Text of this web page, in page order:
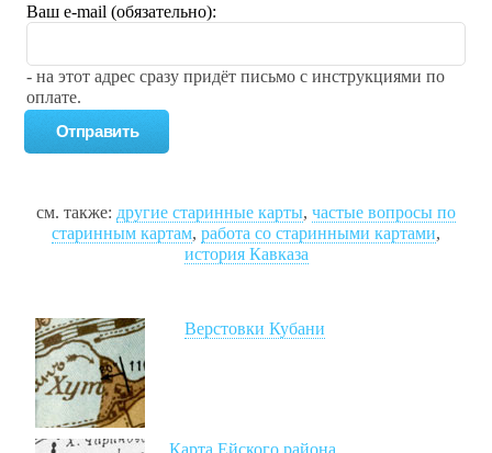
Ваш e-mail (обязательно):
- на этот адрес сразу придёт письмо с инструкциями по
оплате.
см. также: другие старинные карты, частые вопросы по
старинным картам, работа со старинными картами,
история Кавказа
Верстовки Кубани
Карта Ейского района.